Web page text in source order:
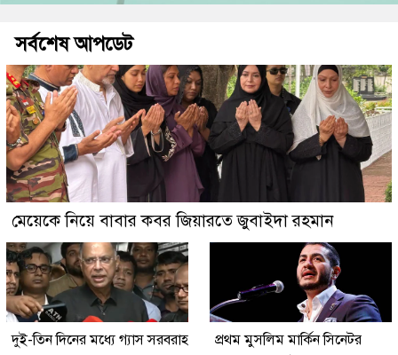
সর্বশেষ আপডেট
মেয়েকে নিয়ে বাবার কবর জিয়ারতে জুবাইদা রহমান
দুই-তিন দিনের মধ্যে গ্যাস সরবরাহ
প্রথম মুসলিম মার্কিন সিনেটর